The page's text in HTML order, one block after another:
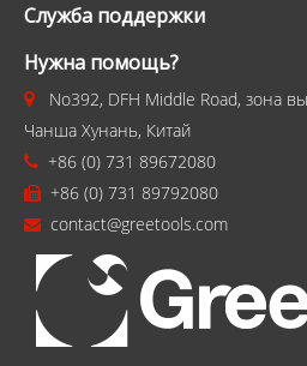
Служба поддержки
Нужна помощь?
 No392, DFH Middle Road, зона
Чанша Хунань, Китай
 +86 (0) 731 89672080
 +86 (0) 731 89792080
 contact@greetools.com